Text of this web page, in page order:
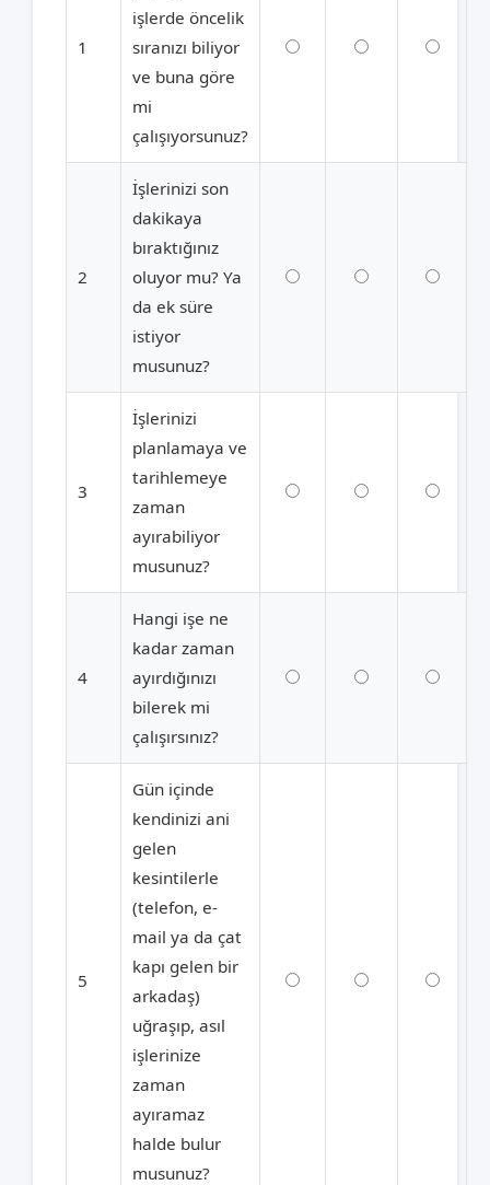
1
işlerde öncelik
sıranızı biliyor
ve buna göre
mi
çalışıyorsunuz?
2
İşlerinizi son
dakikaya
bıraktığınız
oluyor mu? Ya
da ek süre
istiyor
musunuz?
3
İşlerinizi
planlamaya ve
tarihlemeye
zaman
ayırabiliyor
musunuz?
4
Hangi işe ne
kadar zaman
ayırdığınızı
bilerek mi
çalışırsınız?
5
Gün içinde
kendinizi ani
gelen
kesintilerle
(telefon, e-
mail ya da çat
kapı gelen bir
arkadaş)
uğraşıp, asıl
işlerinize
zaman
ayıramaz
halde bulur
musunuz?